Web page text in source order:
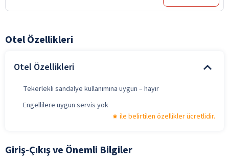
Otel Özellikleri
Otel Özellikleri
Tekerlekli sandalye kullanımına uygun – hayır
Engellilere uygun servis yok
ile belirtilen özellikler ücretlidir.
Giriş-Çıkış ve Önemli Bilgiler